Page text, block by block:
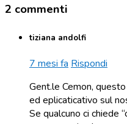
2 commenti
tiziana andolfi
7 mesi fa Rispondi
Gent.le Cemon,
ed eplicaticativo sul
Se qualcuno ci chiede